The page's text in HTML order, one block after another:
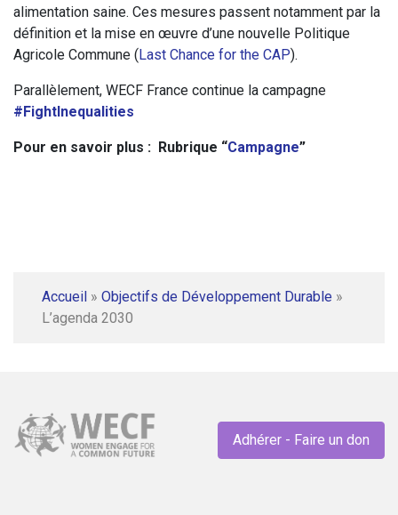
alimentation saine. Ces mesures passent notamment par la
définition et la mise en œuvre d’une nouvelle Politique
Agricole Commune (Last Chance for the CAP).
Parallèlement, WECF France continue la campagne
#FightInequalities
Pour en savoir plus : Rubrique “Campagne”
Accueil » Objectifs de Développement Durable »
L’agenda 2030
Adhérer - Faire un don